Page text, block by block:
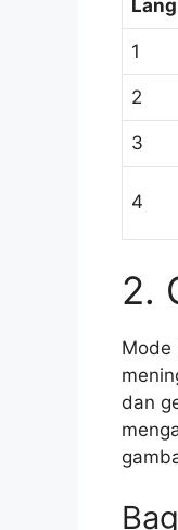
1
2
3
4
2.
Mode
dan